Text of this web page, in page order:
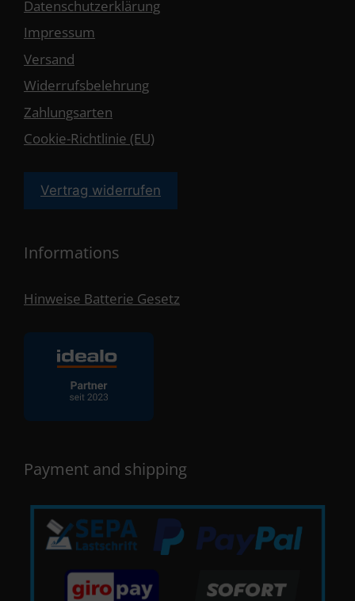
Datenschutzerklärung
Impressum
Versand
Widerrufsbelehrung
Zahlungsarten
Cookie-Richtlinie (EU)
Vertrag widerrufen
Informations
Hinweise Batterie Gesetz
Payment and shipping